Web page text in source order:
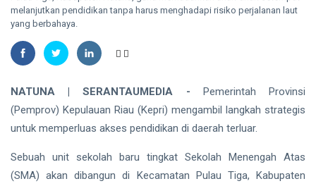
Hektare di
Kawasan
Puak
RIAU
Puisi Dodi
Irawan
Bakaghojoo
Rapat
Paripurna
HUT Riau di
Gedung
2026
Peserta
Pawai
09
Aug,
views
melanjutkan pendidikan tanpa harus menghadapi risiko perjalanan laut
yang berbahaya.
NATUNA | SERANTAUMEDIA - Pemerintah Provinsi
(Pemprov) Kepulauan Riau (Kepri) mengambil langkah strategis
untuk memperluas akses pendidikan di daerah terluar.
Sebuah unit sekolah baru tingkat Sekolah Menengah Atas
(SMA) akan dibangun di Kecamatan Pulau Tiga, Kabupaten